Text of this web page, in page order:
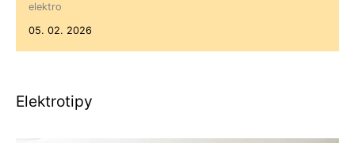
elektro
05. 02. 2026
Elektrotipy